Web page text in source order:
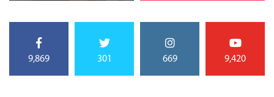
9,869 301 669 9,420